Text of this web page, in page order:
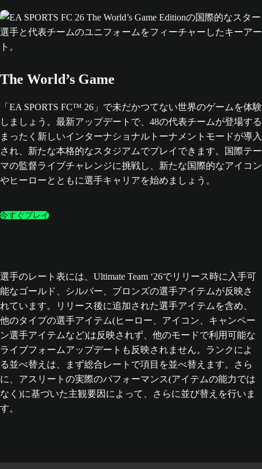
The World’s Game
「EA SPORTS FC™ 26」で未だかつてない世界のゲームを体験
しましょう。最新アップデートで、48の代表チームが登場する
まったく新しいインターナショナルトーナメントモードが導入
され、新たな本格的なスタジアムでプレイできます。国際テー
マの監督ライブチャレンジに挑戦し、新たな国際的なアイコン
やヒーローとともに選手キャリアを始めましょう。
今すぐプレイ
選手のレート表には、Ultimate Team ‘26でリリース時に入手可
能なゴールド、シルバー、ブロンズの選手アイテムが反映さ
れています。リリース後に追加された選手アイテムを含め、
他のタイプの選手アイテム(ヒーロー、アイコン、キャンペー
ン選手アイテムなど)は反映されず、他のモードで利用可能な
ライブフォームアップデートも反映されません。ランクによ
る並べ替えは、まず総合レートで項目を並べ替えます。さら
に、アスリートの実際のパフォーマンス(アイテムの能力では
なく)に基づいた主観要因によって、さらに並び替えを行いま
す。